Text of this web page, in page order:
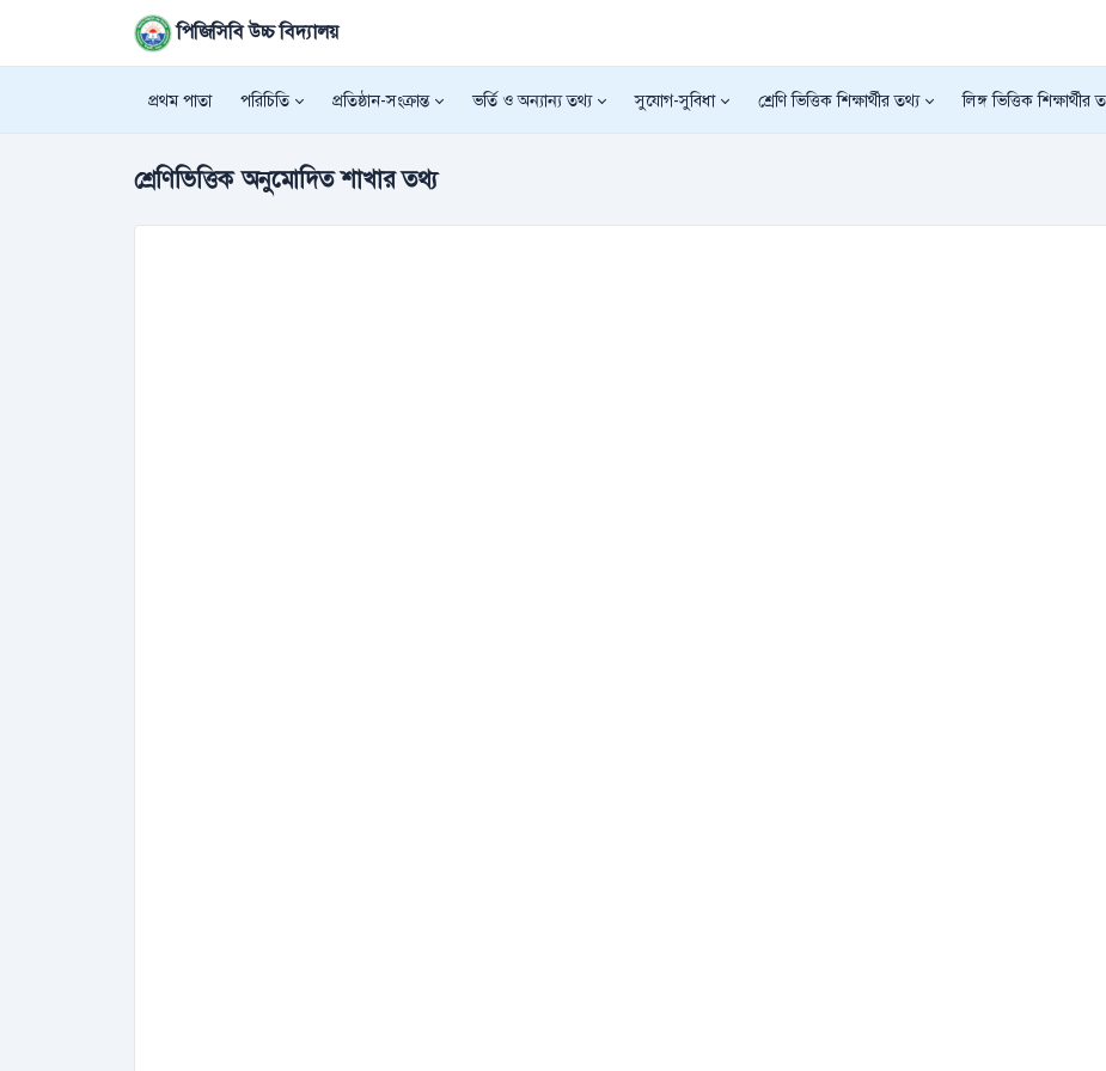
পিজিসিবি উচ্চ বিদ্যালয়
প্রথম পাতা পরিচিতি প্রতিষ্ঠান-সংক্রান্ত ভর্তি ও অন্যান্য তথ্য সুযোগ-সুবিধা শ্রেণি ভিত্তিক শিক্ষার্থীর তথ্য লিঙ্গ ভিত্তিক শিক্ষার্থীর
শ্রেণিভিত্তিক অনুমোদিত শাখার তথ্য